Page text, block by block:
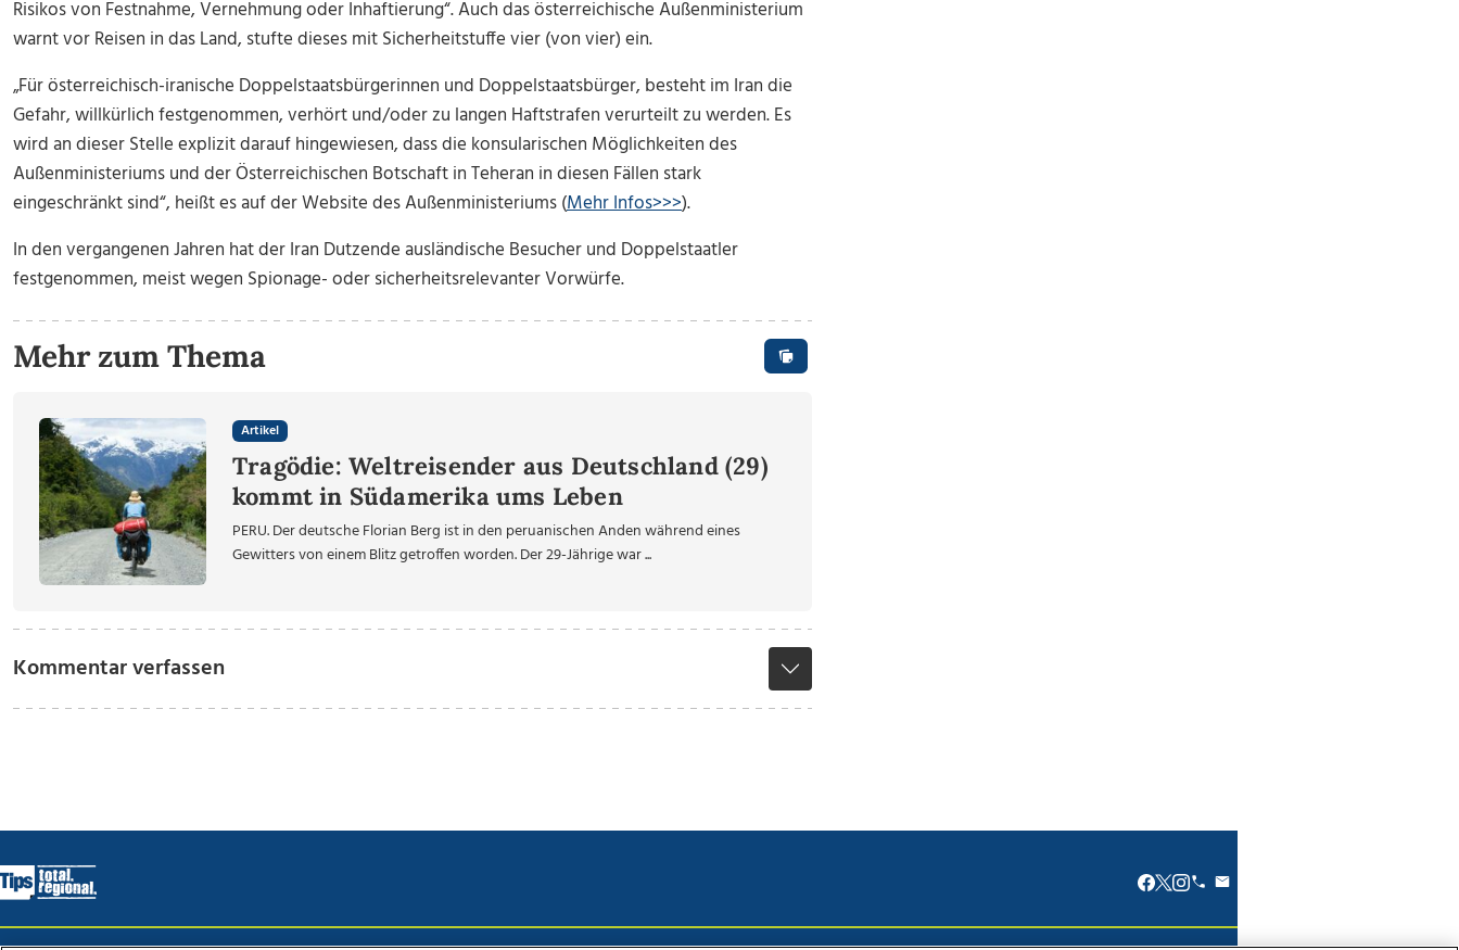
Risikos von Festnahme, Vernehmung oder Inhaftierung“. Auch das österreichische Außenministerium
warnt vor Reisen in das Land, stufte dieses mit Sicherheitstuffe vier (von vier) ein.
„Für österreichisch-iranische Doppelstaatsbürgerinnen und Doppelstaatsbürger, besteht im Iran die
Gefahr, willkürlich festgenommen, verhört und/oder zu langen Haftstrafen verurteilt zu werden. Es
wird an dieser Stelle explizit darauf hingewiesen, dass die konsularischen Möglichkeiten des
Außenministeriums und der Österreichischen Botschaft in Teheran in diesen Fällen stark
eingeschränkt sind“, heißt es auf der Website des Außenministeriums (Mehr Infos>>>).
In den vergangenen Jahren hat der Iran Dutzende ausländische Besucher und Doppelstaatler
festgenommen, meist wegen Spionage- oder sicherheitsrelevanter Vorwürfe.
Mehr zum Thema
Artikel
Tragödie: Weltreisender aus Deutschland (29)
kommt in Südamerika ums Leben
PERU. Der deutsche Florian Berg ist in den peruanischen Anden während eines
Gewitters von einem Blitz getroffen worden. Der 29-Jährige war ...
Kommentar verfassen